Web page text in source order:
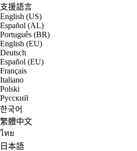
支援語言
English (US)
Español (AL)
Português (BR)
English (EU)
Deutsch
Español (EU)
Français
Italiano
Polski
Русский
한국어
繁體中文
ไทย
日本語